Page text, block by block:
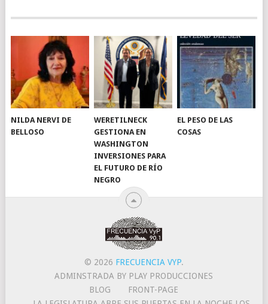
NILDA NERVI DE
BELLOSO
WERETILNECK
GESTIONA EN
WASHINGTON
INVERSIONES PARA
EL FUTURO DE RÍO
NEGRO
EL PESO DE LAS
COSAS
© 2026 FRECUENCIA VYP.
ADMINSTRADA BY PLAY PRODUCCIONES
BLOG
FRONT-PAGE